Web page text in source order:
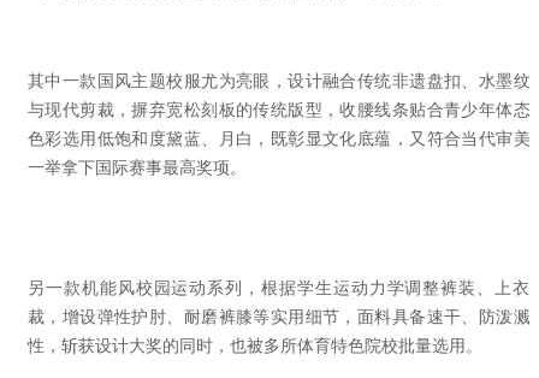
其中一款国风主题校服尤为亮眼，设计融合传统非遗盘扣、水墨纹
与现代剪裁，摒弃宽松刻板的传统版型，收腰线条贴合青少年体态
色彩选用低饱和度黛蓝、月白，既彰显文化底蕴，又符合当代审美
一举拿下 国际赛事最高奖项。
另一款机能风校园运动系列，根据学生运动力学调整裤装、上衣
裁，增设弹性护肘、耐磨裤膝等实用细节，面料具备速干、防泼溅
性，斩获设计大奖的同时，也被多所体育特色院校批量选用。